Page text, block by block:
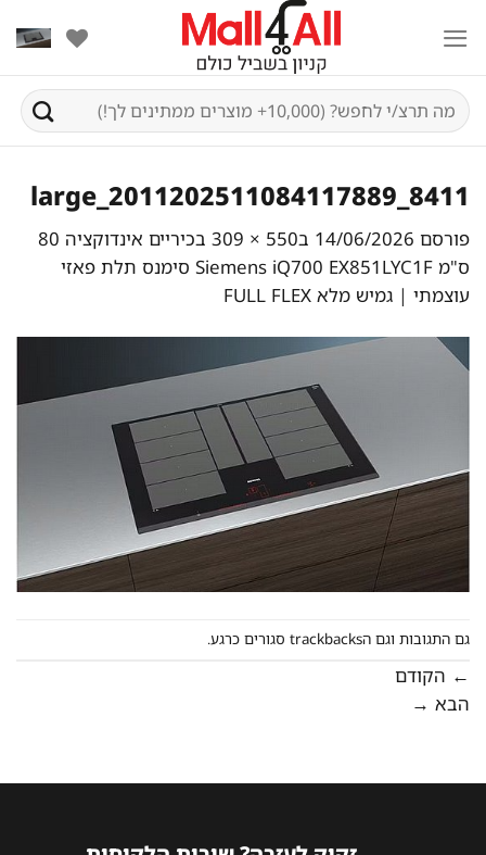
content
חיפוש
עבור:
8411_2011202511084117889_large
פורסם 14/06/2026 ב550 × 309 ב
כיריים אינדוקציה 80
ס"מ Siemens iQ700 EX851LYC1F סימנס תלת פאזי
עוצמתי | גמיש מלא FULL FLEX
גם התגובות וגם הtrackbacks סגורים כרגע.
← הקודם
הבא →